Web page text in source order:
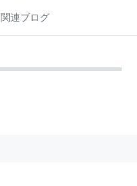
関連ブログ